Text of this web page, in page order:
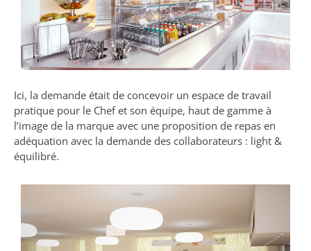
Ici, la demande était de concevoir un espace de travail
pratique pour le Chef et son équipe, haut de gamme à
l’image de la marque avec une proposition de repas en
adéquation avec la demande des collaborateurs : light &
équilibré.